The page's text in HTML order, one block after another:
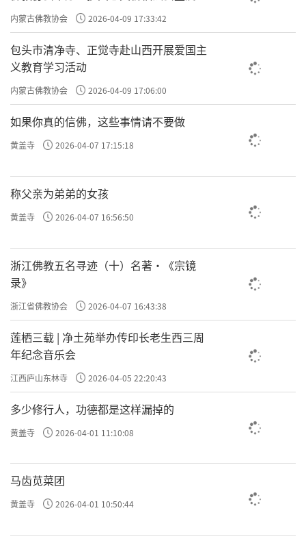
主义电影观影活动”
内蒙古佛教协会 2026-04-09 17:33:42
包头市清净寺、正觉寺赴山西开展爱国主
义教育学习活动
内蒙古佛教协会 2026-04-09 17:06:00
如果你真的信佛，这些事情请不要做
黄盖寺 2026-04-07 17:15:18
称父亲为弟弟的女孩
黄盖寺 2026-04-07 16:56:50
浙江佛教五名寻迹（十）名著·《宗镜
录》
浙江省佛教协会 2026-04-07 16:43:38
莲栖三载 | 净土苑举办传印长老生西三周
年纪念音乐会
江西庐山东林寺 2026-04-05 22:20:43
多少修行人，功德都是这样漏掉的
黄盖寺 2026-04-01 11:10:08
马齿苋菜团
黄盖寺 2026-04-01 10:50:44